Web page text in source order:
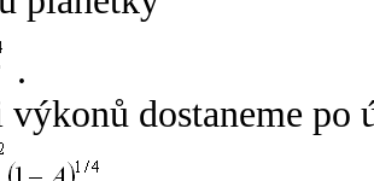
.
dostaneme po